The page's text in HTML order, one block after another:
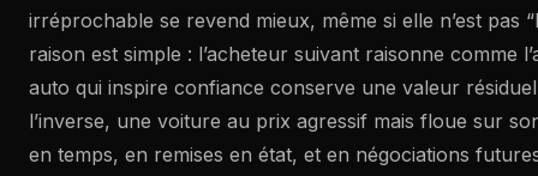
irréprochable se revend mieux, même si elle n’est pas
raison est simple : l’acheteur suivant raisonne comme
auto qui inspire confiance conserve une valeur
l’inverse, une voiture au prix agressif mais floue sur
en temps, en remises en état, et en négociations